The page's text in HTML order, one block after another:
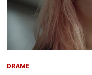
DRAME